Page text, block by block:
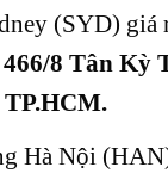
(SYD) giá
466/8 Tân Kỳ
Hà Nội